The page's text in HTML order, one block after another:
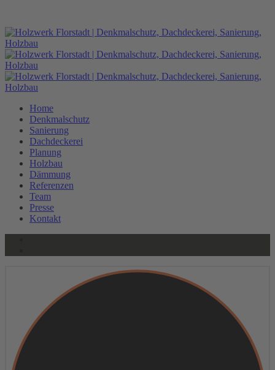
Home
Denkmalschutz
Sanierung
Dachdeckerei
Planung
Holzbau
Dämmung
Referenzen
Team
Presse
Kontakt